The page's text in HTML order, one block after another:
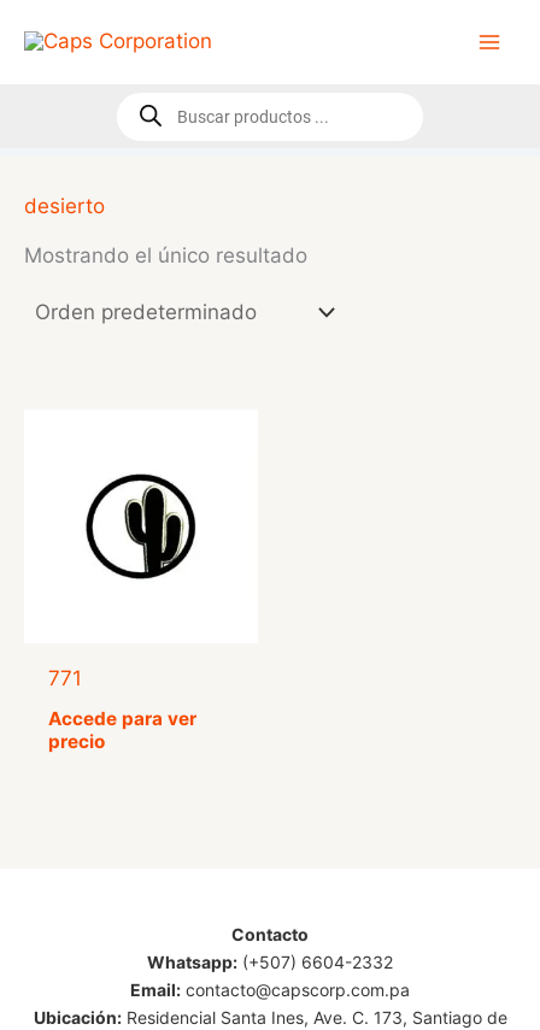
Búsqueda
de
desierto
Mostrando el único resultado
771
Accede para ver
precio
Contacto
Whatsapp: (+507) 6604-2332
Email: contacto@capscorp.com.pa
Ubicación:Residencial Santa Ines, Ave. C. 173, Santiago de